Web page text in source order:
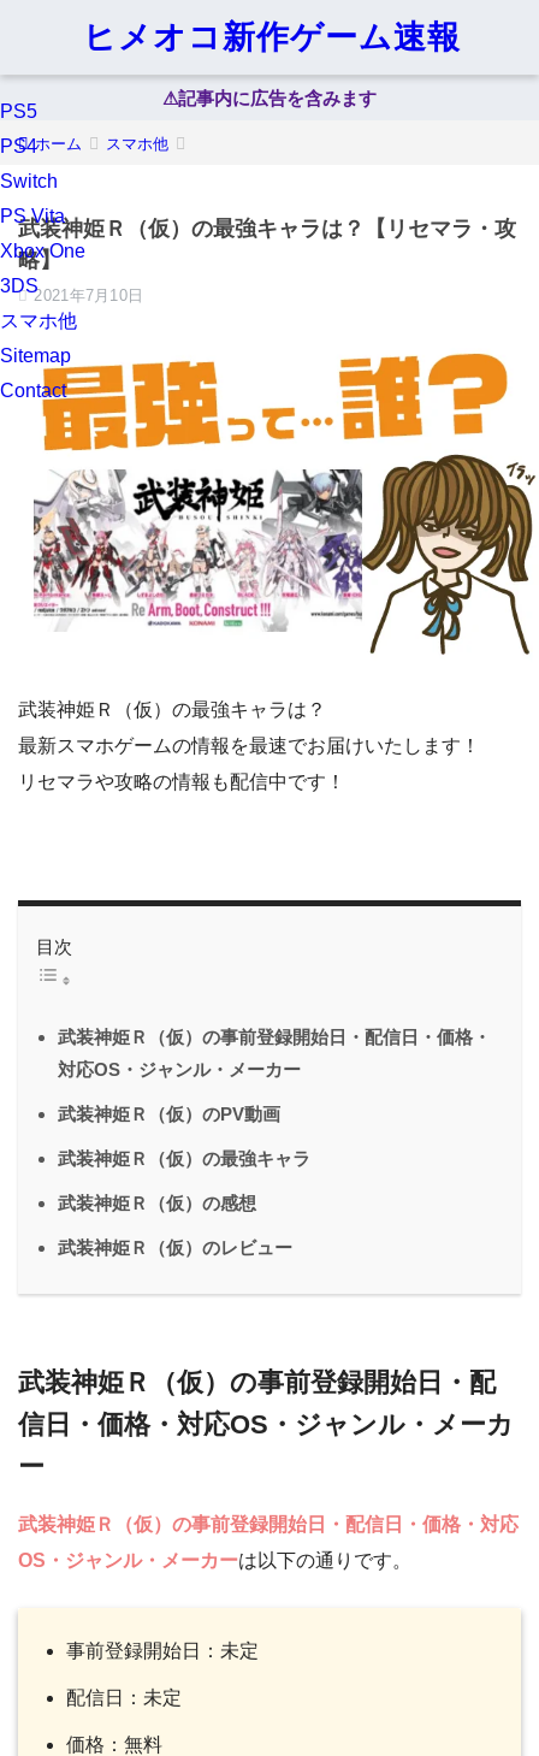
ヒメオコ新作ゲーム速報
PS5
PS4
Switch
PS Vita
Xbox One
3DS
スマホ他
Sitemap
Contact
⚠︎記事内に広告を含みます
ホーム スマホ他
武装神姫Ｒ（仮）の最強キャラは？【リセマラ・攻
略】
2021年7月10日
武装神姫Ｒ（仮）の最強キャラは？
最新スマホゲームの情報を最速でお届けいたします！
リセマラや攻略の情報も配信中です！
目次
武装神姫Ｒ（仮）の事前登録開始日・配信日・価格・
対応OS・ジャンル・メーカー
武装神姫Ｒ（仮）のPV動画
武装神姫Ｒ（仮）の最強キャラ
武装神姫Ｒ（仮）の感想
武装神姫Ｒ（仮）のレビュー
武装神姫Ｒ（仮）の事前登録開始日・配
信日・価格・対応OS・ジャンル・メーカ
ー
武装神姫Ｒ（仮）の事前登録開始日・配信日・価格・対応
OS・ジャンル・メーカーは以下の通りです。
事前登録開始日：未定
配信日：未定
価格：無料